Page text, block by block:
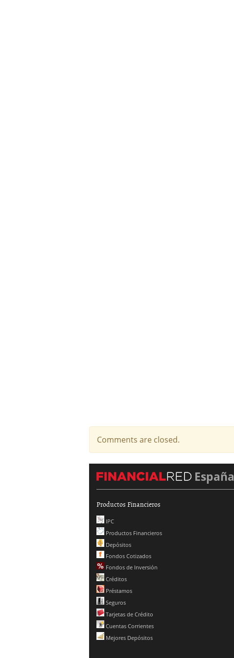
Comments are closed.
España
Productos Financieros
IPC
Productos Financieros
Depósitos
Fondos Cotizados
Fondos de Inversión
Créditos
Préstamos
Seguros
Tarjetas de Crédito
Cuentas Corrientes
Mejores Depósitos